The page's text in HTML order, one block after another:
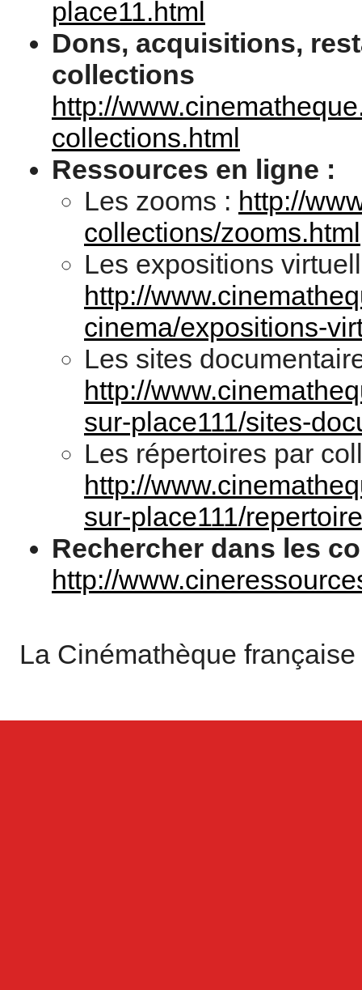
place11.html
Dons, acquisitions,
collections
http://
collections.html
Ressources en ligne :
Les zooms : http://
collections/zooms.html
Les expositions
http://
cinema/expositions-
Les sites
http://
sur-place111/sites-
Les répertoires par
http://
sur-place111/
Rechercher dans les
http://
La Cinémathèque française